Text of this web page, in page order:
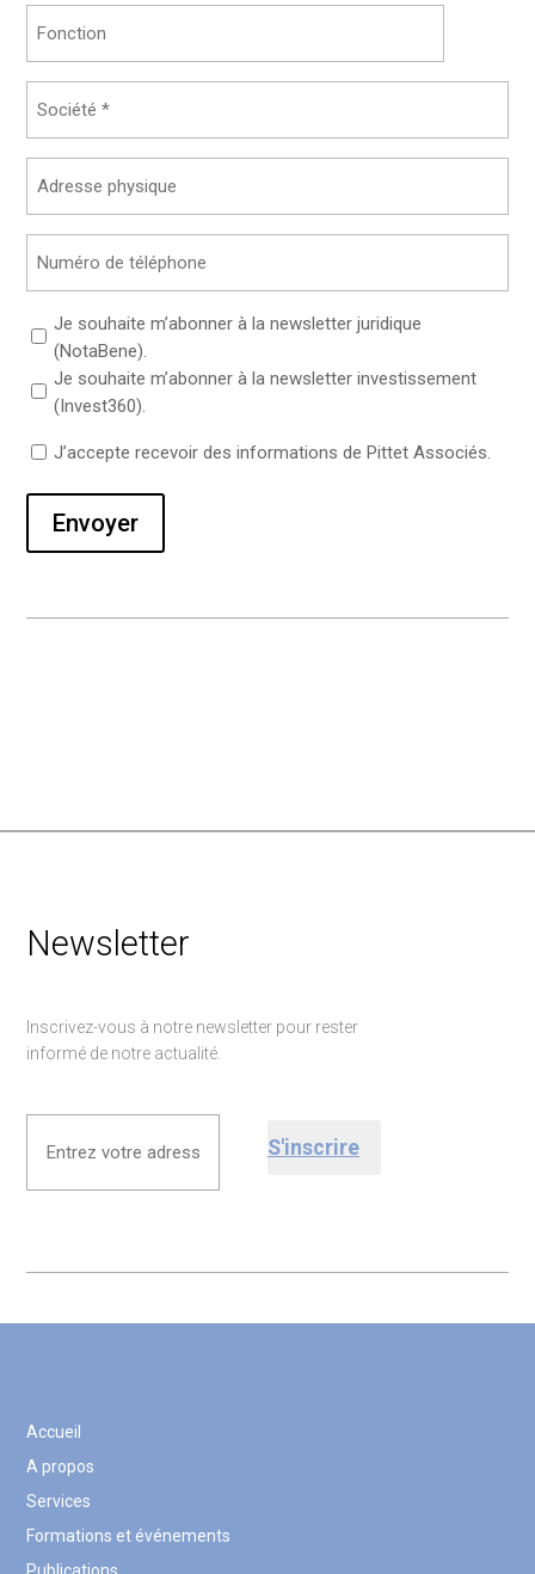
physique
Sans
titre
Je souhaite m’abonner à la newsletter juridique
(NotaBene).
Je souhaite m’abonner à la newsletter investissement
(Invest360).
SansJ’accepte recevoir des informations de Pittet Associés.
Envoyer
Newsletter
Inscrivez-vous à notre newsletter pour rester
informé de notre actualité.
(Nécessaire)
Accueil
A propos
Services
Formations et événements